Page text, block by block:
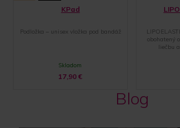
KPad
Podložka – unisex vložka pod bandáž
Skladom
17,90€
obohatený
liečbu
Blog